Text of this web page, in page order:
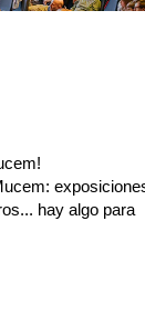
hay algo para